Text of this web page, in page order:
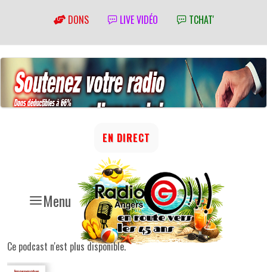
DONS LIVE VIDÉO TCHAT'
Menu
EN DIRECT
Ce podcast n'est plus disponible.